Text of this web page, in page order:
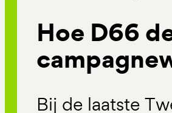
Hoe D66
Bij de laatste